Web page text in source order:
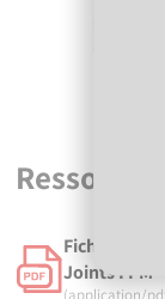
Ressources
Fiche
Joints FPM
(application/